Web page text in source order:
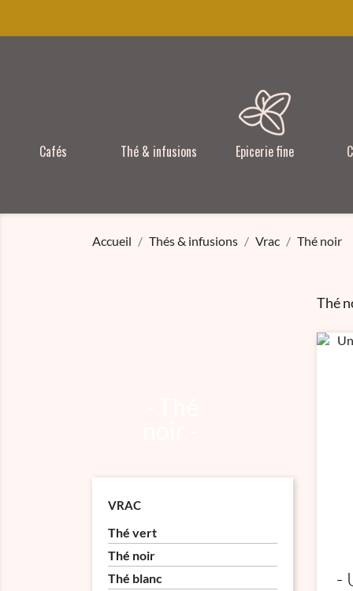
Cafés Thé & infusions Epicerie fine
Accueil Thés & infusions Vrac Thé noir
VRAC
Thé vert
Thé noir
Thé blanc
Thé